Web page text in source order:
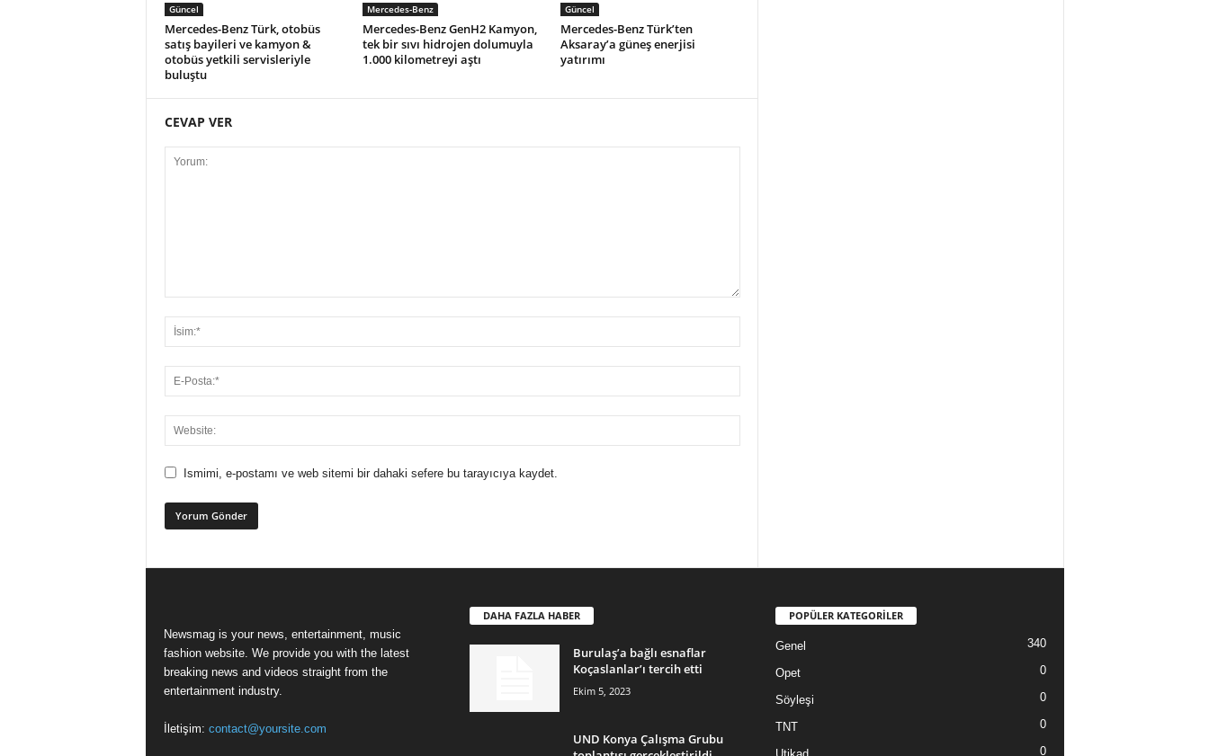
Güncel
Mercedes-Benz Türk, otobüs
satış bayileri ve kamyon &
otobüs yetkili servisleriyle
buluştu
Mercedes-Benz
Mercedes-Benz GenH2 Kamyon,
tek bir sıvı hidrojen dolumuyla
1.000 kilometreyi aştı
Güncel
Mercedes-Benz Türk’ten
Aksaray’a güneş enerjisi
yatırımı
CEVAP VER
Ismimi, e-postamı ve web sitemi bir dahaki sefere bu tarayıcıya kaydet.
Newsmag is your news, entertainment, music
fashion website. We provide you with the latest
breaking news and videos straight from the
entertainment industry.
İletişim: contact@yoursite.com
DAHA FAZLA HABER
Burulaş’a bağlı esnaflar
Koçaslanlar’ı tercih etti
Ekim 5, 2023
UND Konya Çalışma Grubu
POPÜLER KATEGORİLER
Genel 340
Opet 0
Söyleşi 0
TNT 0
0